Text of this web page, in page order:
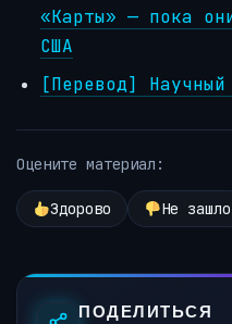
«Карты» — пока
США
[Перевод] Научный
Оцените материал:
Здорово Не зашло
ПОДЕЛИТЬСЯ